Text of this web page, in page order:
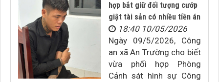
hợp bắt giữ đối tượng cướp
giật tài sản có nhiều tiền án
18:40 10/05/2026
Ngày 09/5/2026, Công
an xã An Trường cho biết
vừa phối hợp Phòng
Cảnh sát hình sự Công